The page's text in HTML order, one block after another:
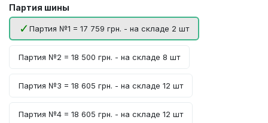
Партия шины
Партия №1 = 17 759 грн. - на складе 2 шт
Партия №2 = 18 500 грн. - на складе 8 шт
Партия №3 = 18 605 грн. - на складе 12 шт
Партия №4 = 18 605 грн. - на складе 12 шт